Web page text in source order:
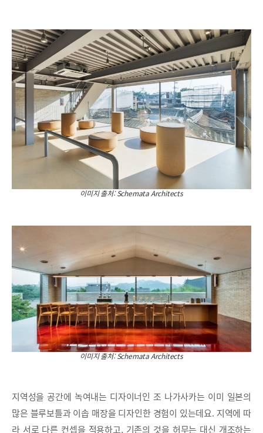
이미지 출처: Schemata Architects
이미지 출처: Schemata Architects
지역성을 공간에 녹여내는 디자이너인 조 나가사카는 이미 일본의
많은 블루보틀과 이솝 매장을 디자인한 경험이 있는데요. 지역에 따
라 서로 다른 컨셉을 적용하고, 기존의 것을 허무는 대신 개조하는